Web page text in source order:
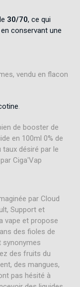
30/70, ce qui
conservant une
vendu en flacon
par Cloud
Support et
vape et propose
des fioles de
synonymes
des fruits du
des mangues,
pas hésité à